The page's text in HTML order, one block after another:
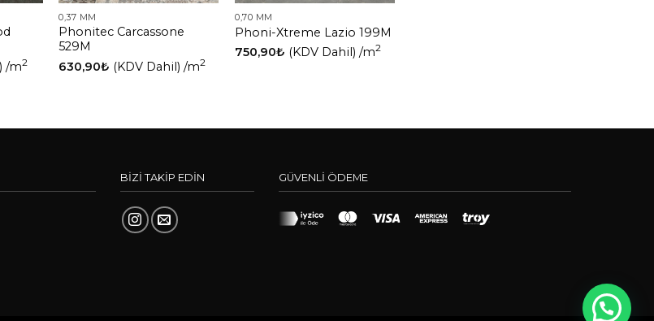
/m2
0,37 MM
Phonitec Carcassone
529M
630,90₺ (KDV Dahil) /m2
0,70 MM
Phoni-Xtreme Lazio 199M
750,90₺ (KDV Dahil) /m2
BİZİ TAKİP EDİN GÜVENLİ ÖDEME